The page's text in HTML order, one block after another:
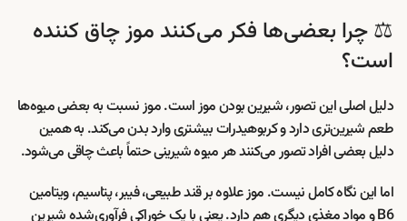
⚖️ چرا بعضی‌ها فکر می‌کنند موز چاق کننده
است؟
دلیل اصلی این تصور، شیرین بودن موز است. موز نسبت به بعضی میوه‌ها
طعم شیرین‌تری دارد و کربوهیدرات بیشتری وارد بدن می‌کند. به همین
دلیل بعضی افراد تصور می‌کنند هر میوه شیرینی حتماً باعث چاقی می‌شود.
اما این نگاه کامل نیست. موز علاوه بر قند طبیعی، فیبر، پتاسیم، ویتامین
B6 و مواد مغذی دیگری هم دارد. یعنی با یک خوراکی فرآوری‌شده شیرین